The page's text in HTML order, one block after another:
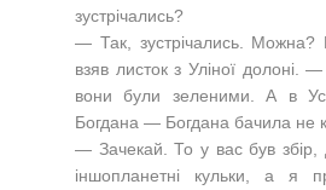
зустрічались?
— Так, зустрічались.
взяв листок з Уліної долоні.
вони були зеленими. А в
Богдана — Богдана бачила не
— Зачекай. То у вас був збір,
іншопланетні кульки, а я